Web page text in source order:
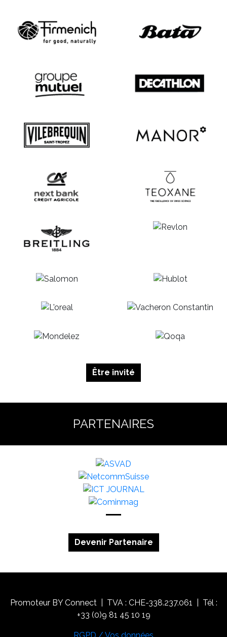
Être invité
PARTENAIRES
Devenir Partenaire
Promoteur BY Connect | TVA : CHE-338.237.061 | Tél :
+33 (0)9 81 45 10 19
RGPD / Vos données